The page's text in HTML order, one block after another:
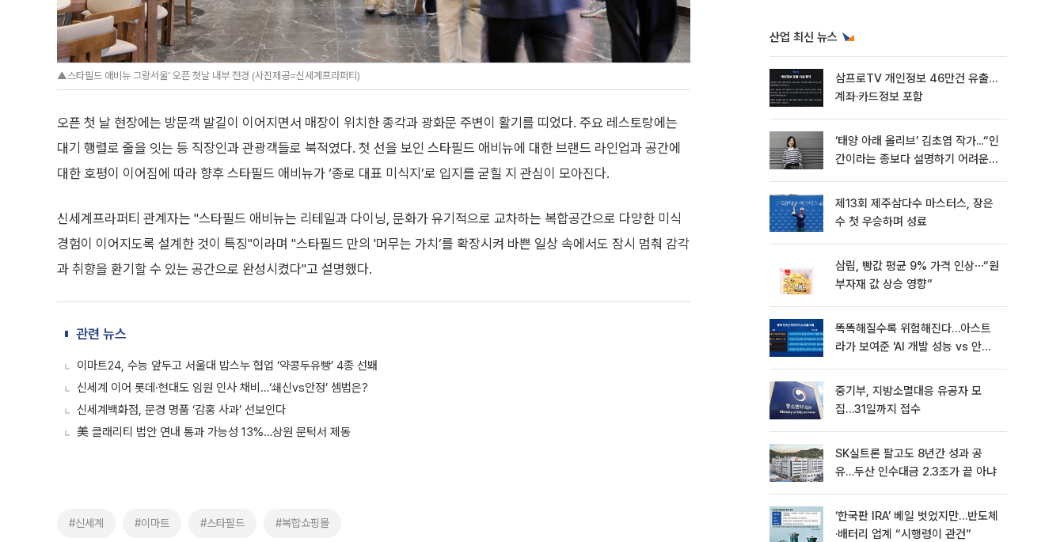
▲스타필드 애비뉴 그랑서울’ 오픈 첫날 내부 전경 (사진제공=신세계프라퍼티)
오픈 첫 날 현장에는 방문객 발길이 이어지면서 매장이 위치한 종각과 광화문 주변이 활기를 띠었다. 주요 레스토랑에는
대기 행렬로 줄을 잇는 등 직장인과 관광객들로 북적였다. 첫 선을 보인 스타필드 애비뉴에 대한 브랜드 라인업과 공간에
대한 호평이 이어짐에 따라 향후 스타필드 애비뉴가 ‘종로 대표 미식지’로 입지를 굳힐 지 관심이 모아진다.
신세계프라퍼티 관계자는 "스타필드 애비뉴는 리테일과 다이닝, 문화가 유기적으로 교차하는 복합공간으로 다양한 미식
경험이 이어지도록 설계한 것이 특징"이라며 "스타필드 만의 '머무는 가치’를 확장시켜 바쁜 일상 속에서도 잠시 멈춰 감각
과 취향을 환기할 수 있는 공간으로 완성시켰다"고 설명했다.
관련 뉴스
이마트24, 수능 앞두고 서울대 밥스누 협업 ‘약콩두유빵’ 4종 선봬
신세계 이어 롯데·현대도 임원 인사 채비…‘쇄신vs안정’ 셈법은?
신세계백화점, 문경 명품 ‘감홍 사과’ 선보인다
美 클래리티 법안 연내 통과 가능성 13%…상원 문턱서 제동
#신세계 #이마트 #스타필드 #복합쇼핑몰
산업 최신 뉴스
삼프로TV 개인정보 46만건 유출…
계좌·카드정보 포함
‘태양 아래 올리브’ 김초엽 작가...“인
간이라는 종보다 설명하기 어려운
뷰]
제13회 제주삼다수 마스터스, 장은
수 첫 우승하며 성료
삼립, 빵값 평균 9% 가격 인상⋯“원
부자재 값 상승 영향”
똑똑해질수록 위험해진다…아스트
라가 보여준 'AI 개발 성능 vs 안전
중기부, 지방소멸대응 유공자 모
집…31일까지 접수
SK실트론 팔고도 8년간 성과 공
유…두산 인수대금 2.3조가 끝 아냐
‘한국판 IRA’ 베일 벗었지만…반도체
·배터리 업계 “시행령이 관건”